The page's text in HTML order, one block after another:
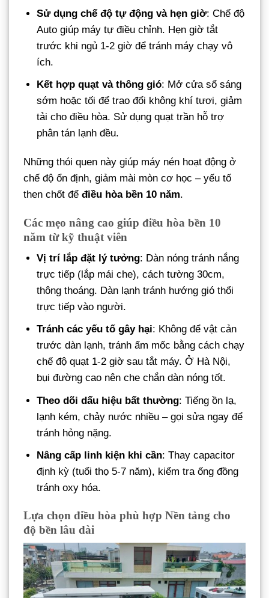
Sử dụng chế độ tự động và hẹn giờ: Chế độ
Auto giúp máy tự điều chỉnh. Hẹn giờ tắt
trước khi ngủ 1-2 giờ để tránh máy chạy vô
ích.
Kết hợp quạt và thông gió: Mở cửa sổ sáng
sớm hoặc tối để trao đổi không khí tươi, giảm
tải cho điều hòa. Sử dụng quạt trần hỗ trợ
phân tán lạnh đều.
Những thói quen này giúp máy nén hoạt động ở
chế độ ổn định, giảm mài mòn cơ học – yếu tố
then chốt để điều hòa bền 10 năm.
Các mẹo nâng cao giúp điều hòa bền 10
năm từ kỹ thuật viên
Vị trí lắp đặt lý tưởng: Dàn nóng tránh nắng
trực tiếp (lắp mái che), cách tường 30cm,
thông thoáng. Dàn lạnh tránh hướng gió thổi
trực tiếp vào người.
Tránh các yếu tố gây hại: Không để vật cản
trước dàn lạnh, tránh ẩm mốc bằng cách chạy
chế độ quạt 1-2 giờ sau tắt máy. Ở Hà Nội,
bụi đường cao nên che chắn dàn nóng tốt.
Theo dõi dấu hiệu bất thường: Tiếng ồn lạ,
lạnh kém, chảy nước nhiều – gọi sửa ngay để
tránh hỏng nặng.
Nâng cấp linh kiện khi cần: Thay capacitor
định kỳ (tuổi thọ 5-7 năm), kiểm tra ống đồng
tránh oxy hóa.
Lựa chọn điều hòa phù hợp Nền tảng cho
độ bền lâu dài